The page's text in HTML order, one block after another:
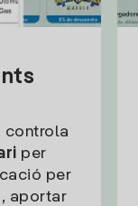
controla
per
per
aportar